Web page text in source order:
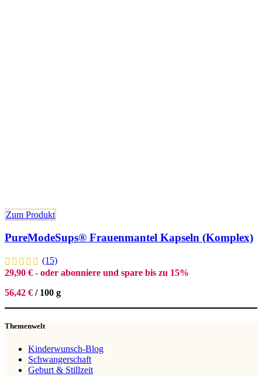
Zum Produkt
PureModeSups® Frauenmantel Kapseln (Komplex)
(15)
29,90 € - oder abonniere und spare bis zu 15%
56,42 € / 100 g
Themenwelt
Kinderwunsch-Blog
Schwangerschaft
Geburt & Stillzeit